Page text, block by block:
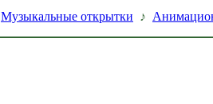
Музыкальные открытки ♪